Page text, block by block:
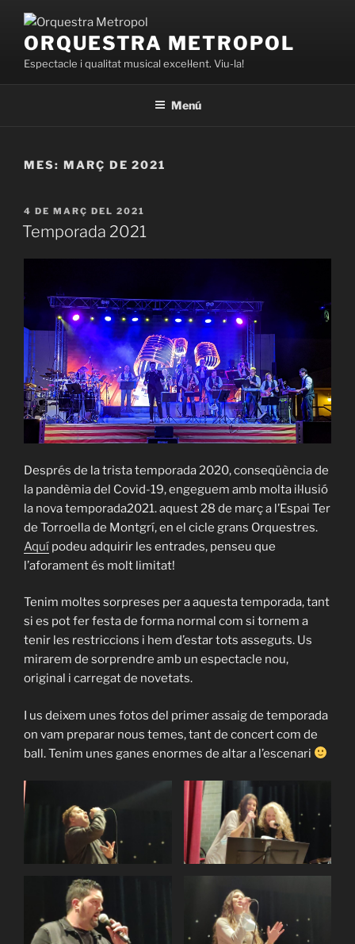
contingut
ORQUESTRA METROPOL
Espectacle i qualitat musical excel·lent. Viu-la!
Menú
MES: MARÇ DE 2021
PUBLICAT
A
4 DE MARÇ DEL 2021
Temporada 2021
Després de la trista temporada 2020, conseqüència de
la pandèmia del Covid-19, engeguem amb molta il·lusió
la nova temporada2021. aquest 28 de març a l’Espai Ter
de Torroella de Montgrí, en el cicle grans Orquestres.
Aquí podeu adquirir les entrades, penseu que
l’aforament és molt limitat!
Tenim moltes sorpreses per a aquesta temporada, tant
si es pot fer festa de forma normal com si tornem a
tenir les restriccions i hem d’estar tots asseguts. Us
mirarem de sorprendre amb un espectacle nou,
original i carregat de novetats.
I us deixem unes fotos del primer assaig de temporada
on vam preparar nous temes, tant de concert com de
ball. Tenim unes ganes enormes de altar a l’escenari